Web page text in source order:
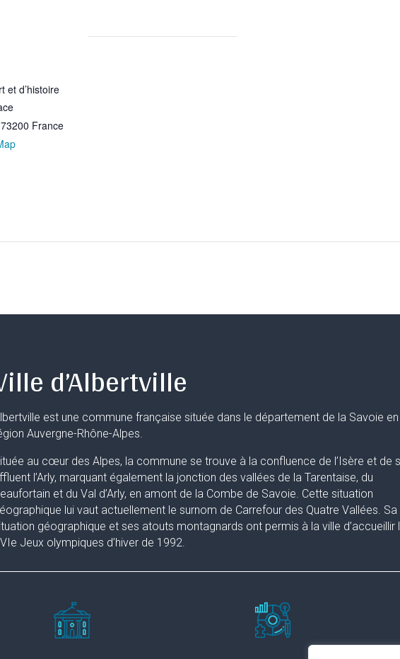
et d’histoire
73200 France
d’Albertville
est une commune française située dans le département de la Savoie en
Auvergne-Rhône-Alpes.
au cœur des Alpes, la commune se trouve à la confluence de l’Isère et de
l’Arly, marquant également la jonction des vallées de la Tarentaise, du
et du Val d’Arly, en amont de la Combe de Savoie. Cette situation
lui vaut actuellement le surnom de Carrefour des Quatre Vallées. Sa
géographique et ses atouts montagnards ont permis à la ville d’accueillir
Jeux olympiques d’hiver de 1992.